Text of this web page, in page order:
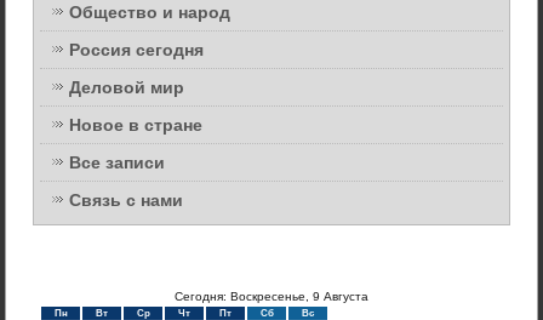
Общество и народ
Россия сегодня
Деловой мир
Новое в стране
Все записи
Связь с нами
Сегодня: Воскресенье, 9 Августа
Пн Вт Ср Чт Пт Сб Вс